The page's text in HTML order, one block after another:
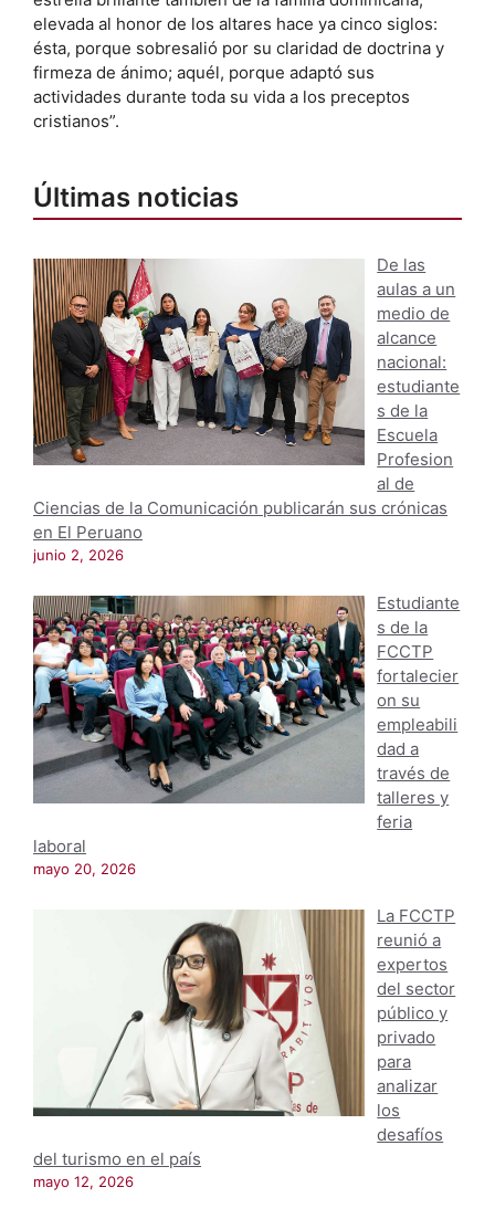
elevada al honor de los altares hace ya cinco siglos:
ésta, porque sobresalió por su claridad de doctrina y
firmeza de ánimo; aquél, porque adaptó sus
actividades durante toda su vida a los preceptos
cristianos”.
Últimas noticias
De las
aulas a un
medio de
alcance
nacional:
estudiante
s de la
Escuela
Profesion
al de
Ciencias de la Comunicación publicarán sus crónicas
en El Peruano
junio 2, 2026
Estudiante
s de la
FCCTP
fortalecier
on su
empleabili
dad a
través de
talleres y
feria
laboral
mayo 20, 2026
La FCCTP
reunió a
expertos
del sector
público y
privado
para
analizar
los
desafíos
del turismo en el país
mayo 12, 2026